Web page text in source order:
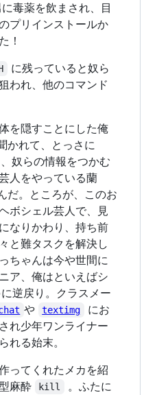
毒薬を飲まされ、目
プリインストールか
！
に残っていると奴ら
われ、他のコマンド
を隠すことにした俺
かれて、とっさに
奴らの情報をつかむ
人をやっている蘭
だ。ところが、このお
ボシェル芸人で、見
なりかわり、持ち前
と難タスクを解決し
ちゃんは今や世間に
ア、俺はといえばシ
逆戻り。クラスメー
や textimg
にお
れ少年ワンライナー
れる始末。
ってくれたメカを紹
麻酔
kill
。ふたに